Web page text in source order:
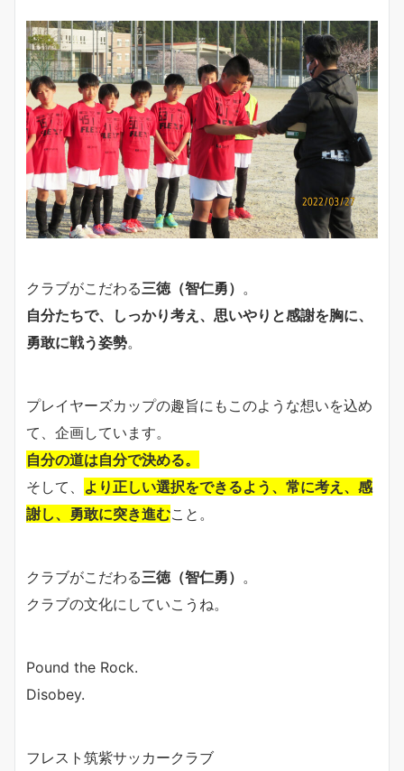
クラブがこだわる三徳（智仁勇） 。
自分たちで、しっかり考え、思いやりと感謝を胸に、
勇敢に戦う姿勢。
プレイヤーズカップの趣旨にもこのような想いを込め
て、企画しています。
自分の道は自分で決める。
そして、 より正しい選択をできるよう、常に考え、感
謝し、勇敢に突き進むこと。
クラブがこだわる三徳（智仁勇） 。
クラブの文化にしていこうね。
Pound the Rock.
Disobey.
フレスト筑紫サッカークラブ